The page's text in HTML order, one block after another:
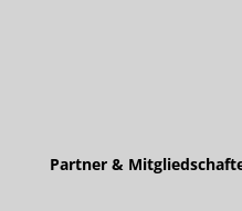
Partner &